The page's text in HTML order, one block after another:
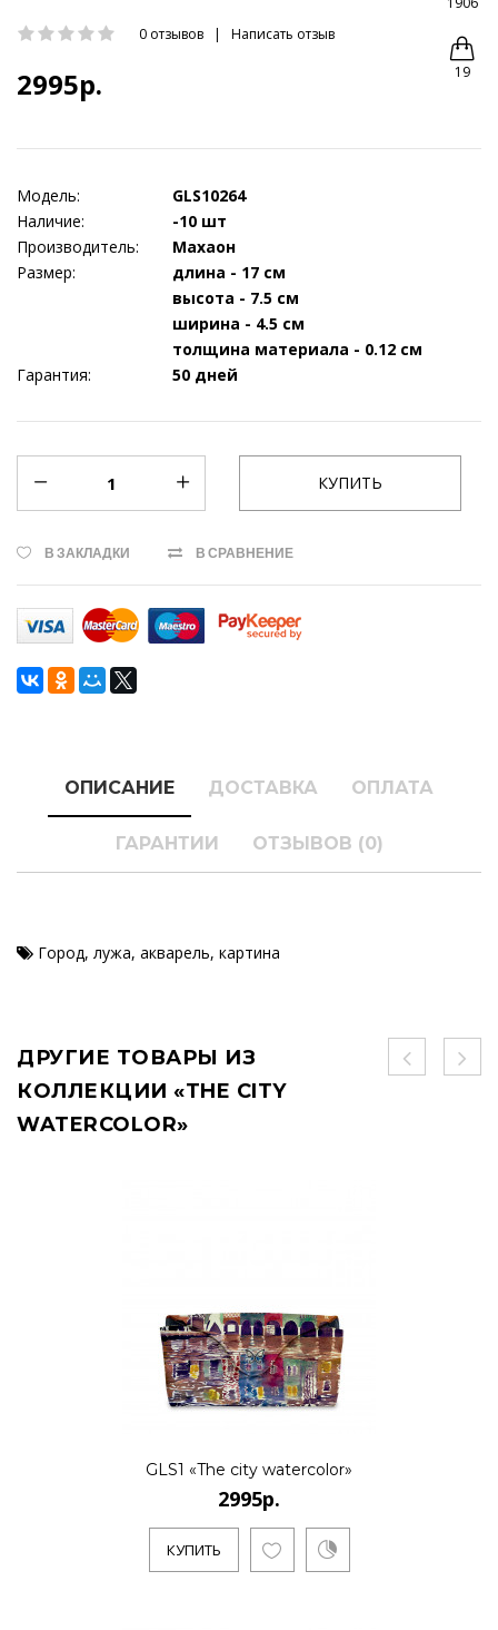
0 отзывов | Написать отзыв
2995р. 19
Модель:
GLS10264
Наличие:
-10 шт
Производитель:
Махаон
Размер:
длина - 17 см
высота - 7.5 см
ширина - 4.5 см
толщина материала - 0.12 см
Гарантия:
50 дней
В ЗАКЛАДКИ В СРАВНЕНИЕ
ОПИСАНИЕ ДОСТАВКА ОПЛАТА
ГАРАНТИИ ОТЗЫВОВ (0)
Город, лужа, акварель, картина
ДРУГИЕ ТОВАРЫ ИЗ
КОЛЛЕКЦИИ «THE CITY
WATERCOLOR»
GLS1 «The city watercolor»
2995р.
КУПИТЬ